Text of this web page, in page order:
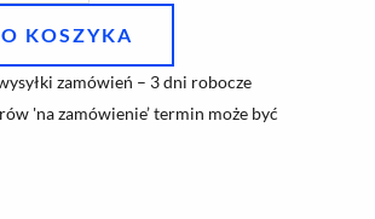
KOSZYKA
zamówień – 3 dni robocze
'na zamówienie’ termin może być